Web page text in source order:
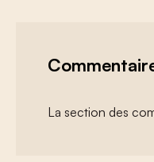
La section des